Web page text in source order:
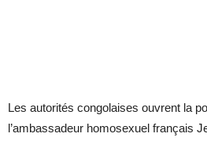
Les autorités congolaises ouvrent la
l’ambassadeur homosexuel français